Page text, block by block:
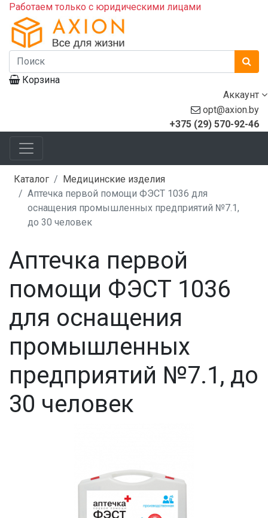
Работаем только с юридическими лицами
Корзина
Аккаунт
opt@axion.by
+375 (29) 570-92-46
Каталог
Медицинские изделия
Аптечка первой помощи ФЭСТ 1036 для
оснащения промышленных предприятий №7.1,
до 30 человек
Аптечка первой
помощи ФЭСТ 1036
для оснащения
промышленных
предприятий №7.1, до
30 человек